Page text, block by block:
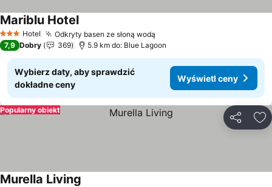
3 Kategoria
Hotel Odkryty basen ze słoną wodą
Mariblu Hotel
7,9 Dobry 369 5.9 km do: Blue Lagoon
Wybierz daty, aby sprawdzić
dokładne ceny
Wyświetl ceny
Popularny obiekt
Murella Living